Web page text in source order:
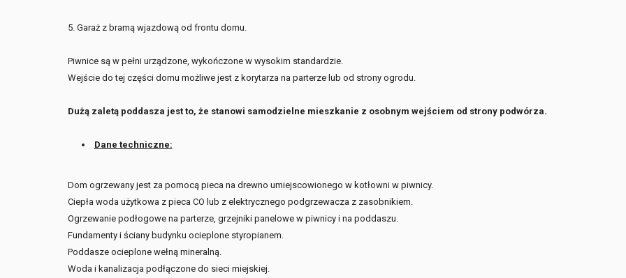
5. Garaż z bramą wjazdową od frontu domu.
Piwnice są w pełni urządzone, wykończone w wysokim standardzie.
Wejście do tej części domu możliwe jest z korytarza na parterze lub od strony ogrodu.
Dużą zaletą poddasza jest to, że stanowi samodzielne mieszkanie z osobnym wejściem od strony podwórza.
Dane techniczne:
Dom ogrzewany jest za pomocą pieca na drewno umiejscowionego w kotłowni w piwnicy.
Ciepła woda użytkowa z pieca CO lub z elektrycznego podgrzewacza z zasobnikiem.
Ogrzewanie podłogowe na parterze, grzejniki panelowe w piwnicy i na poddaszu.
Fundamenty i ściany budynku ocieplone styropianem.
Poddasze ocieplone wełną mineralną.
Woda i kanalizacja podłączone do sieci miejskiej.